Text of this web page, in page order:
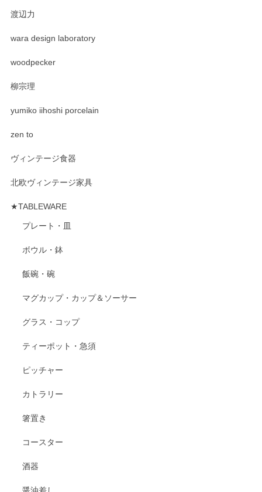
渡辺力
wara design laboratory
woodpecker
柳宗理
yumiko iihoshi porcelain
zen to
ヴィンテージ食器
北欧ヴィンテージ家具
★TABLEWARE
プレート・皿
ボウル・鉢
飯碗・碗
マグカップ・カップ＆ソーサー
グラス・コップ
ティーポット・急須
ピッチャー
カトラリー
箸置き
コースター
酒器
醤油差し